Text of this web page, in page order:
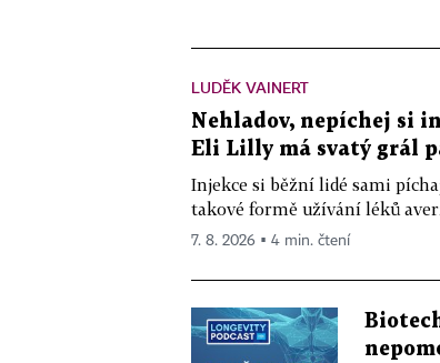
LUDĚK VAINERT
Nehladov, nepíchej si
Eli Lilly má svatý grál
Injekce si běžní lidé sami
takové formě užívání léků
7. 8. 2026 ▪ 4 min. čtení